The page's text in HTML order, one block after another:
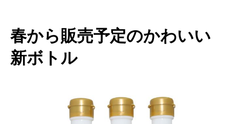
春から販売予定のかわいい
新ボトル